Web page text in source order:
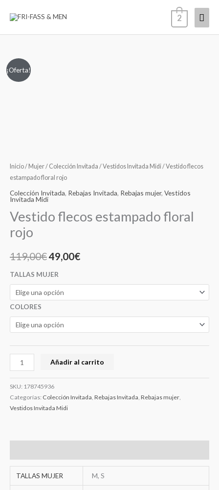
2
¡Oferta!
Inicio/ Mujer/ Colección Invitada /Vestidos Invitada Midi/ Vestido flecos
estampado floral rojo
Colección Invitada, Rebajas Invitada, Rebajas mujer, Vestidos
Invitada Midi
Vestido flecos estampado floral
rojo
119,00€49,00€
TALLAS MUJER
COLORES
Vestido
flecos
Añadir al carrito
SKU: 178745936
Categorías: Colección Invitada, Rebajas Invitada, Rebajas mujer,
Vestidos Invitada Midi
TALLAS MUJER M, S